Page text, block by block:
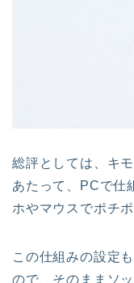
総評としては、キ
あたって、PCで仕
ホやマウスでポチ
この仕組みの設定
ので、そのままソ